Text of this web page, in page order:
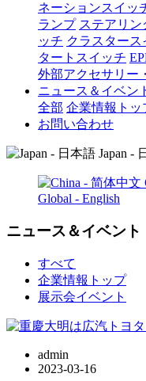
ネーションスイッ
ランプ ステアリン
ッチ クラスタース
タートスイッチ
外部アクセサリー
ニュース＆イベン
全部 企業情報トッ
お問い合わせ
Japan -
Global - English
ニュース＆イベント
すべて
企業情報トップ
展示会イベント
admin
2023-03-16